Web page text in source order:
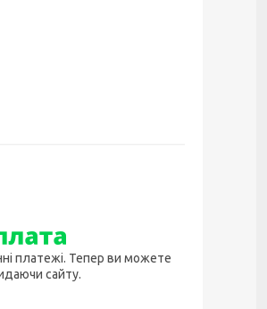
платежі. Тепер ви можете
сайту.